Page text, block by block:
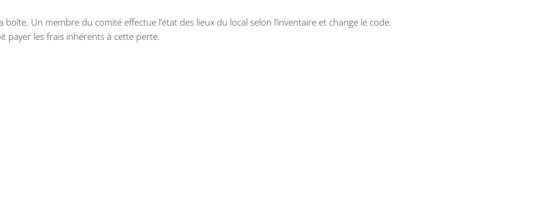
Un membre du comité effectue l’état des lieux du local selon l’inventaire et change le code.
payer les frais inhérents à cette perte.